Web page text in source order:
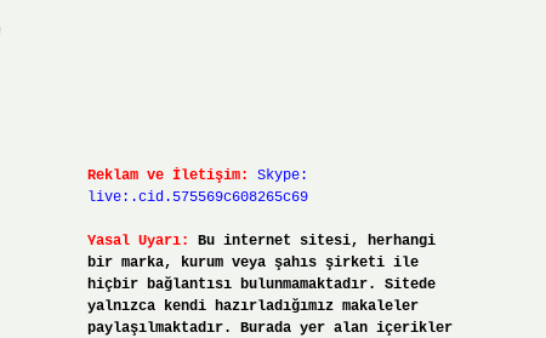
Reklam ve İletişim:
Skype:
live:.cid.575569c608265c69
Yasal Uyarı:
Bu internet sitesi, herhangi
bir marka, kurum veya şahıs şirketi ile
hiçbir bağlantısı bulunmamaktadır. Sitede
yalnızca kendi hazırladığımız makaleler
paylaşılmaktadır. Burada yer alan içerikler